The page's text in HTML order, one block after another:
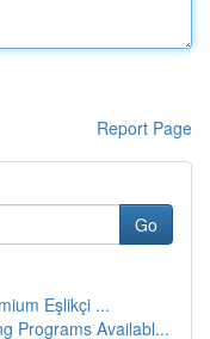
Report Page
Go
Eşlikçi ...
Programs Availabl...